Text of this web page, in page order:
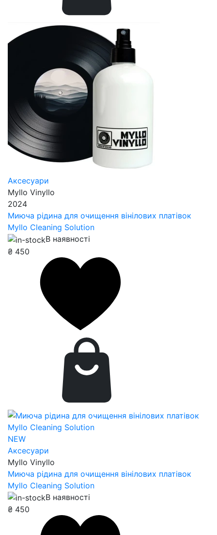
Аксесуари
Myllo Vinyllo
2024
Миюча рідина для очищення вінілових платівок
Myllo Cleaning Solution
В наявності
₴ 450
NEW
Аксесуари
Myllo Vinyllo
Миюча рідина для очищення вінілових платівок
Myllo Cleaning Solution
В наявності
₴ 450